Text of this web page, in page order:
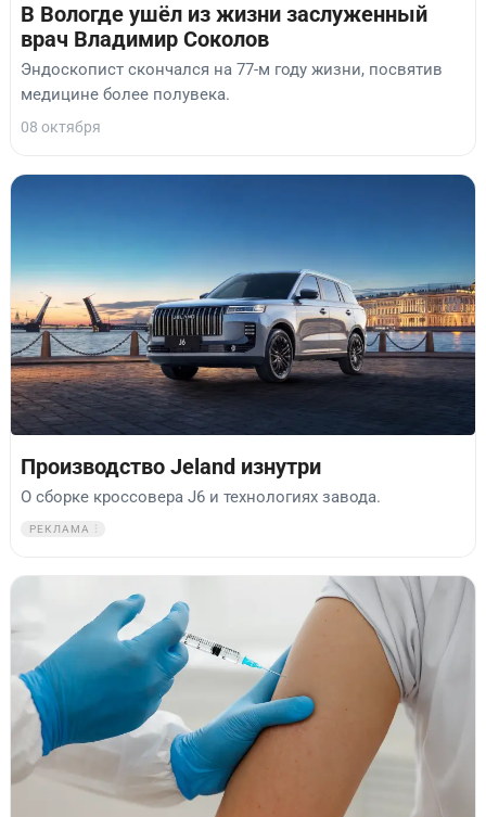
В Вологде ушёл из жизни заслуженный
врач Владимир Соколов
Эндоскопист скончался на 77-м году жизни, посвятив
медицине более полувека.
08 октября
Производство Jeland изнутри
О сборке кроссовера J6 и технологиях завода.
РЕКЛАМА